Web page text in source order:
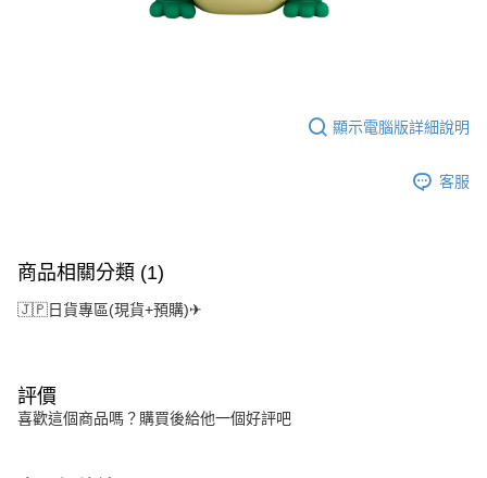
顯示電腦版詳細說明
客服
商品相關分類 (1)
🇯🇵日貨專區(現貨+預購)✈
評價
喜歡這個商品嗎？購買後給他一個好評吧